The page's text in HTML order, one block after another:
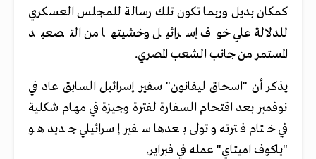
كمكان بديل وربما تكون تلك رسالة للمجلس العسكري
للدلالة علي خوف إسرائيل وخشيتها من التصعيد
المستمر من جانب الشعب المصري.
يذكر أن "اسحاق ليفانون" سفير إسرائيل السابق عاد في
نوفمبر بعد اقتحام السفارة لفترة وجيزة في مهام شكلية
في ختام فترته وتولى بعدها سفير إسرائيلي جديد هو
"ياكوف اميتاي" عمله في فبراير.